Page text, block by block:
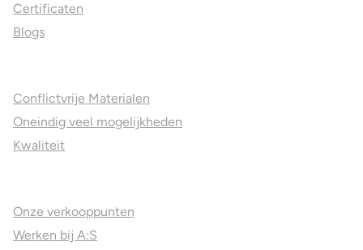
Certificaten
Blogs
Conflictvrije Materialen
Oneindig veel mogelijkheden
Kwaliteit
Onze verkooppunten
Werken bij A:S